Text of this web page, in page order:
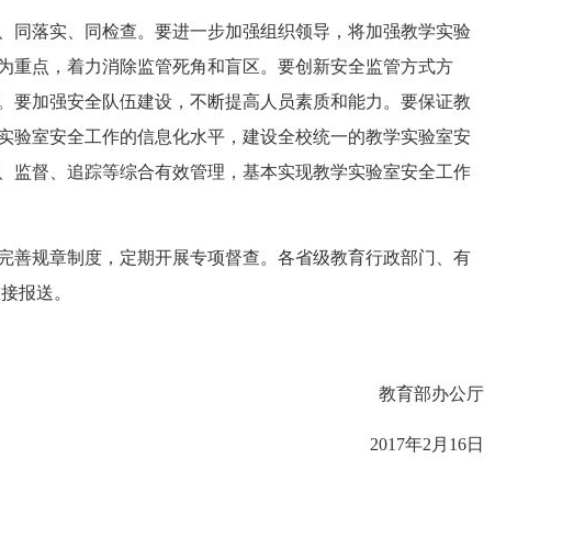
落实、同检查。要进一步加强组织领导，将加强教学实验
重点，着力消除监管死角和盲区。要创新安全监管方式方
加强安全队伍建设，不断提高人员素质和能力。要保证教
验室安全工作的信息化水平，建设全校统一的教学实验室安
监督、追踪等综合有效管理，基本实现教学实验室安全工作
规章制度，定期开展专项督查。各省级教育行政部门、有
报送。
教育部办公厅
2017年2月16日